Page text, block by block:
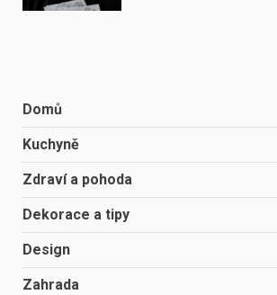
Domů
Kuchyně
Zdraví a pohoda
Dekorace a tipy
Design
Zahrada